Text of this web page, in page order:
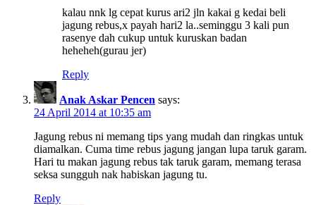
kalau nnk lg cepat kurus ari2 jln kakai g kedai beli
jagung rebus,x payah hari2 la..seminggu 3 kali pun
rasenye dah cukup untuk kuruskan badan
heheheh(gurau jer)
Reply
Anak Askar Pencen says:
24 April 2014 at 10:35 am
Jagung rebus ni memang tips yang mudah dan ringkas untuk
diamalkan. Cuma time rebus jagung jangan lupa taruk garam.
Hari tu makan jagung rebus tak taruk garam, memang terasa
seksa sungguh nak habiskan jagung tu.
Reply